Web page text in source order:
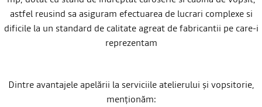
astfel reusind sa asiguram efectuarea de lucrari complexe si
dificile la un standard de calitate agreat de fabricantii pe care-i
reprezentam
Dintre avantajele apelării la serviciile atelierului și vopsitorie,
menţionăm: